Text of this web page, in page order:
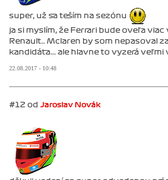
super, už sa teším na sezónu
ja si myslím, že Ferrari bude oveľa
Renault.. Mclaren by som nepasoval
kandidáta... ale hlavne to vyzerá veľmi
22.08.2017 - 10:48
#12 od Jaroslav Novák